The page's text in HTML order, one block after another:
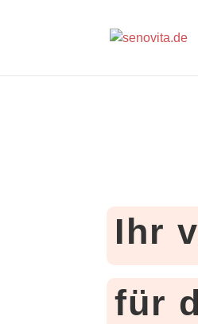
Ihr
für